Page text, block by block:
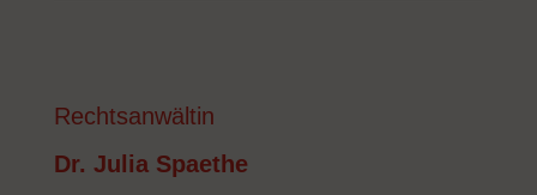
Rechtsanwältin
Dr. Julia Spaethe